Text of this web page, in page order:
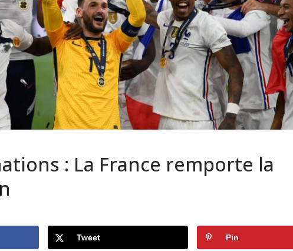
: La France remporte la
Tweet Pin